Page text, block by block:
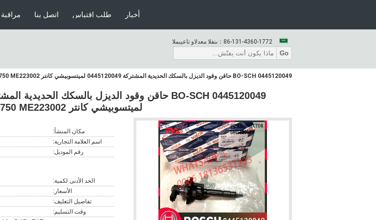
اتصل بنا طلب اقتباس أخبار
المبيعات والدعم الفنى： 86-131-4360-1772
Go
0445120049 BO-SCH حاقن وقود الديزل بالسكك الحديدية المشتركة 0445120049 لميتسوبيشي كانتر 4M50 4.9 ME223750 ME223002
لميتسوبيشي كانتر 4M50 4.9 ME223750 ME223002
مكان المنشأ:
اسم العلامة التجارية:
رقم الموديل:
الحد الأدنى لكمية:
الأسعار:
تفاصيل التغليف:
وقت التسليم: